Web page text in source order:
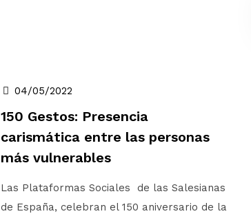
04/05/2022
150 Gestos: Presencia
carismática entre las personas
más vulnerables
Las Plataformas Sociales de las Salesianas
de España, celebran el 150 aniversario de la